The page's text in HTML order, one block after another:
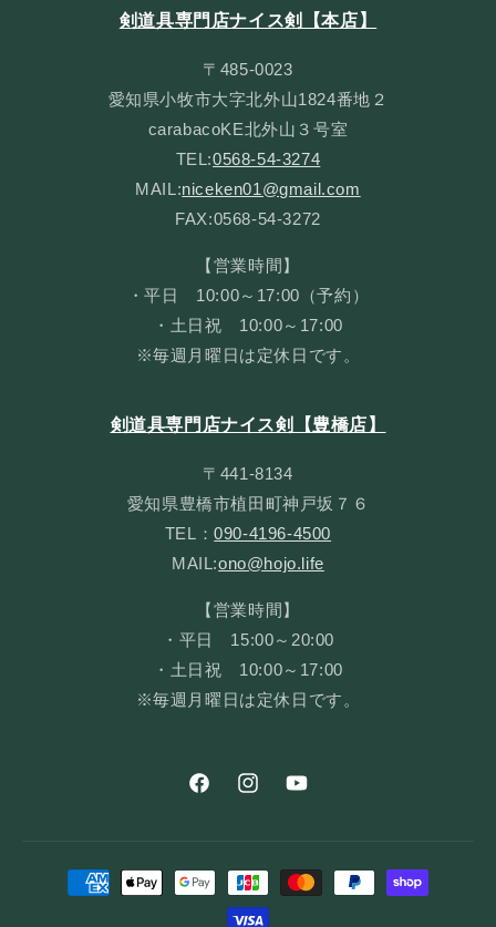
剣道具専門店ナイス剣【本店】
〒485-0023
愛知県小牧市大字北外山1824番地２
carabacoKE北外山３号室
TEL:0568-54-3274
MAIL:niceken01@gmail.com
FAX:0568-54-3272
【営業時間】
・平日 10:00～17:00（予約）
・土日祝 10:00～17:00
※毎週月曜日は定休日です。
剣道具専門店ナイス剣【豊橋店】
〒441-8134
愛知県豊橋市植田町神戸坂７６
TEL：090-4196-4500
MAIL:ono@hojo.life
【営業時間】
・平日 15:00～20:00
・土日祝 10:00～17:00
※毎週月曜日は定休日です。
FacebookInstagramYouTube
Payment
methods